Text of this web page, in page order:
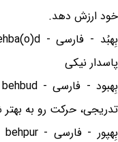
خود ارزش دهد.
پاسدار نیکی
تدریجی، حرکت رو به